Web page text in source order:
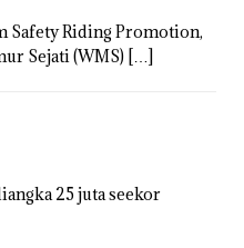
Safety Riding Promotion,
Sejati (WMS) […]
25 juta seekor